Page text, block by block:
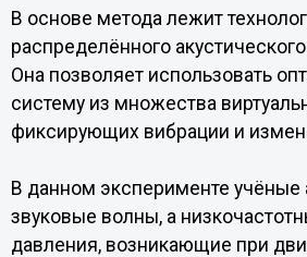
В основе метода лежит
распределённого
Она позволяет использовать
систему из множества
фиксирующих вибрации и
В данном эксперименте учёные
звуковые волны, а
давления, возникающие при